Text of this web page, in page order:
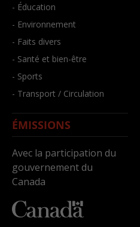
- Éducation
- Environnement
- Faits divers
- Santé et bien-être
- Sports
- Transport / Circulation
ÉMISSIONS
Avec la participation du
gouvernement du
Canada